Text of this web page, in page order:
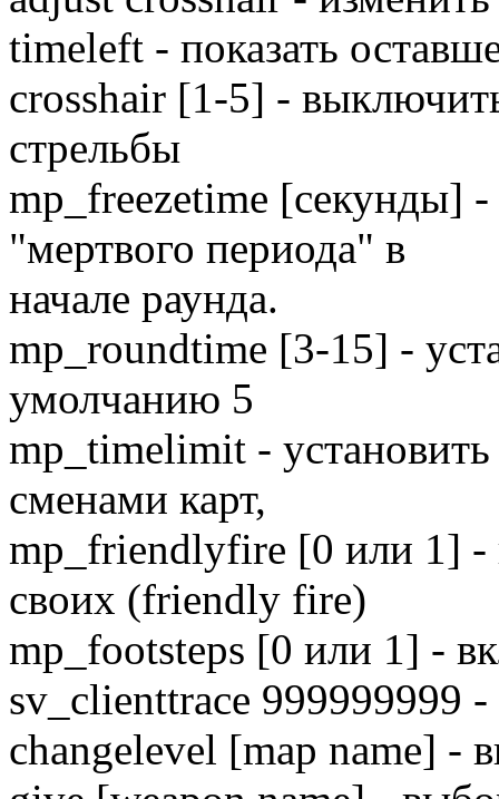
timeleft - показать
crosshair [1-5] -
стрельбы
mp_freezetime [секунды] -
"мертвого периода" в
начале раунда.
mp_roundtime [3-15] -
умолчанию 5
mp_timelimit -
сменами карт,
mp_friendlyfire [0 или 1] -
своих (friendly fire)
mp_footsteps [0 или 1] -
sv_clienttrace 999999999
changelevel [map name] -